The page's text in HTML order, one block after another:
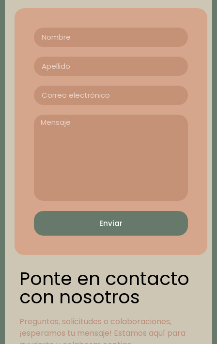
Enviar
Ponte en contacto
con nosotros
Preguntas, solicitudes o colaboraciones,
¡esperamos tu mensaje! Estamos aquí para